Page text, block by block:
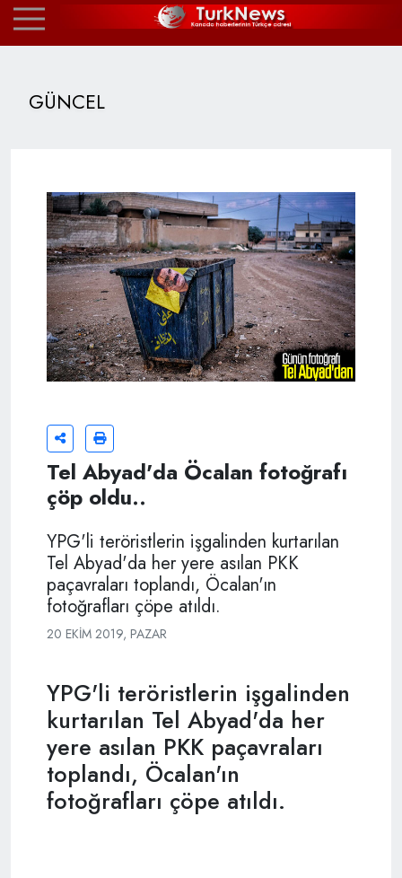
GÜNCEL
Tel Abyad'da Öcalan fotoğrafı
çöp oldu..
YPG'li teröristlerin işgalinden kurtarılan
Tel Abyad'da her yere asılan PKK
paçavraları toplandı, Öcalan'ın
fotoğrafları çöpe atıldı.
20 EKIM 2019, PAZAR
YPG'li teröristlerin işgalinden
kurtarılan Tel Abyad'da her
yere asılan PKK paçavraları
toplandı, Öcalan'ın
fotoğrafları çöpe atıldı.